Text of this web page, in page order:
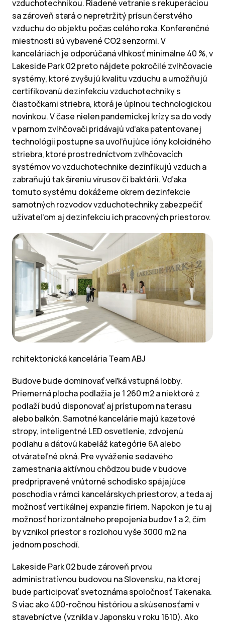
vzduchotechnikou. Riadené vetranie s rekuperáciou
sa zároveň stará o nepretržitý prísun čerstvého
vzduchu do objektu počas celého roka. Konferenčné
miestnosti sú vybavené CO2 senzormi. V
kanceláriách je odporúčaná vlhkosť minimálne 40 %, v
Lakeside Park 02 preto nájdete pokročilé zvlhčovacie
systémy, ktoré zvyšujú kvalitu vzduchu a umožňujú
certifikovanú dezinfekciu vzduchotechniky s
čiastočkami striebra, ktorá je úplnou technologickou
novinkou. V čase nielen pandemickej krízy sa do vody
v parnom zvlhčovači pridávajú vďaka patentovanej
technológii postupne sa uvoľňujúce ióny koloidného
striebra, ktoré prostredníctvom zvlhčovacích
systémov vo vzduchotechnike dezinfikujú vzduch a
zabraňujú tak šíreniu vírusov či baktérií. Vďaka
tomuto systému dokážeme okrem dezinfekcie
samotných rozvodov vzduchotechniky zabezpečiť
užívateľom aj dezinfekciu ich pracovných priestorov.
rchitektonická kancelária Team ABJ
Budove bude dominovať veľká vstupná lobby.
Priemerná plocha podlažia je 1 260 m2 a niektoré z
podlaží budú disponovať aj prístupom na terasu
alebo balkón. Samotné kancelárie majú kazetové
stropy, inteligentné LED osvetlenie, zdvojenú
podlahu a dátovú kabeláž kategórie 6A alebo
otvárateľné okná. Pre vyváženie sedavého
zamestnania aktívnou chôdzou bude v budove
predpripravené vnútorné schodisko spájajúce
poschodia v rámci kancelárskych priestorov, a teda aj
možnosť vertikálnej expanzie firiem. Napokon je tu aj
možnosť horizontálneho prepojenia budov 1 a 2, čím
by vznikol priestor s rozlohou vyše 3000 m2 na
jednom poschodí.
Lakeside Park 02 bude zároveň prvou
administratívnou budovou na Slovensku, na ktorej
bude participovať svetoznáma spoločnosť Takenaka.
S viac ako 400-ročnou históriou a skúsenosťami v
stavebníctve (vznikla v Japonsku v roku 1610). Ako